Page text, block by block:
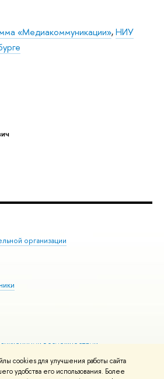
cookies для улучшения работы сайта
удобства его использования. Более
«Медиакоммуникации»,НИУ
организации
возможностями